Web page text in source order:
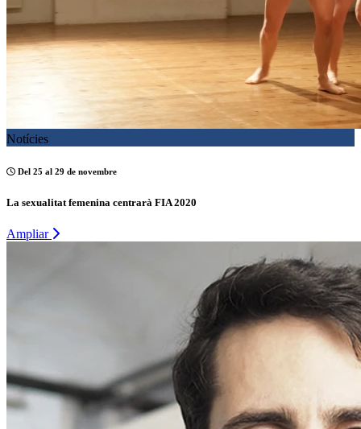
Notícies
Del 25 al 29 de novembre
La sexualitat femenina centrarà FIA 2020
Ampliar